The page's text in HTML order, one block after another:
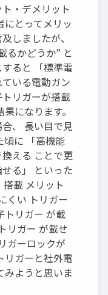
・デメリット
とってメリッ
しましたが、
るかどうか” と
ると 「標準電
いる電動ガン
リガーが搭載
になります。
、 長い目で見
頃に 「高機能
える ことで更
る」 といった
載 メリット
くい トリガー
トリガー が載
リガー が載せ
ガーロックが
リガーと社外電
みようと思いま